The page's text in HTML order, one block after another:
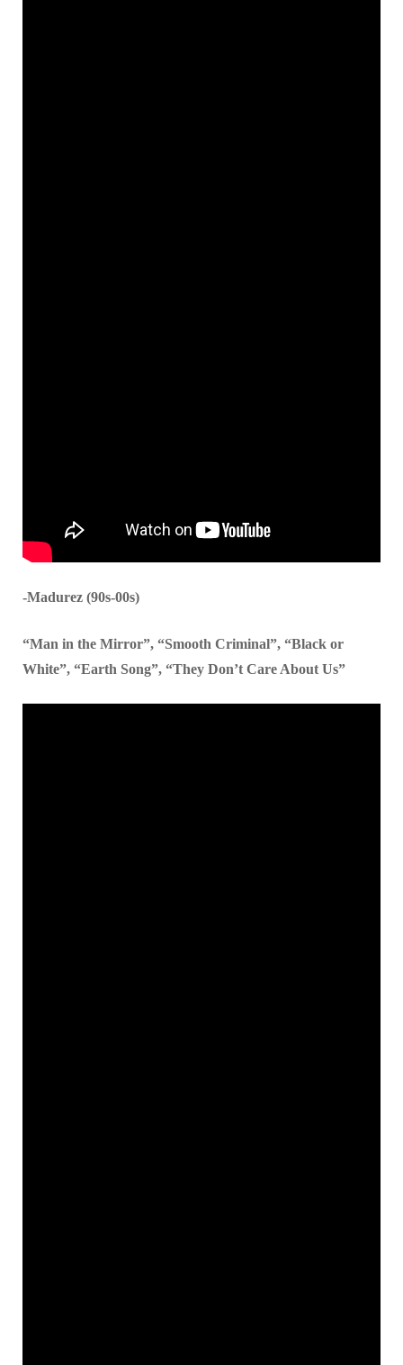
-Madurez (90s-00s)
“Man in the Mirror”, “Smooth Criminal”, “Black or
White”, “Earth Song”, “They Don’t Care About Us”